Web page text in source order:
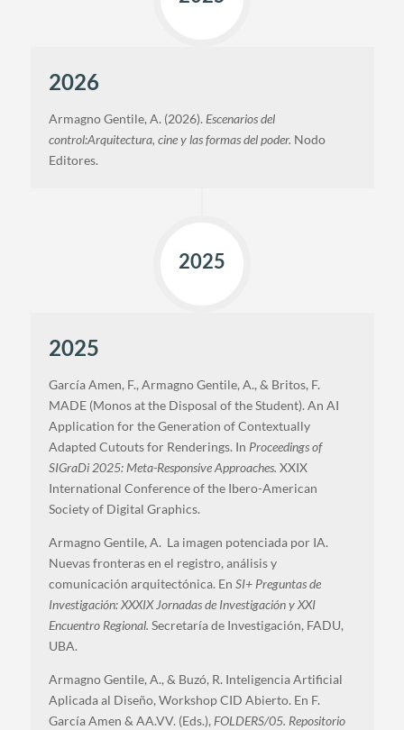
2026
Armagno Gentile, A. (2026).Escenarios del
control:Arquitectura, cine y las formas del poder. Nodo
Editores.
2025
2025
García Amen, F., Armagno Gentile, A., & Britos, F.
MADE (Monos at the Disposal of the Student). An AI
Application for the Generation of Contextually
Adapted Cutouts for Renderings. In Proceedings of
SIGraDi 2025: Meta-Responsive Approaches. XXIX
International Conference of the Ibero-American
Society of Digital Graphics.
Armagno Gentile, A. La imagen potenciada por IA.
Nuevas fronteras en el registro, análisis y
comunicación arquitectónica. En SI+ Preguntas de
Investigación: XXXIX Jornadas de Investigación y XXI
Encuentro Regional. Secretaría de Investigación, FADU,
UBA.
Armagno Gentile, A., & Buzó, R. Inteligencia Artificial
Aplicada al Diseño, Workshop CID Abierto. En F.
García Amen & AA.VV. (Eds.),FOLDERS/05. Repositorio